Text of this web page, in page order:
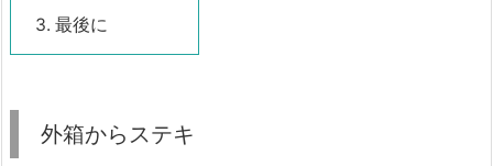
3. 最後に
外箱からステキ